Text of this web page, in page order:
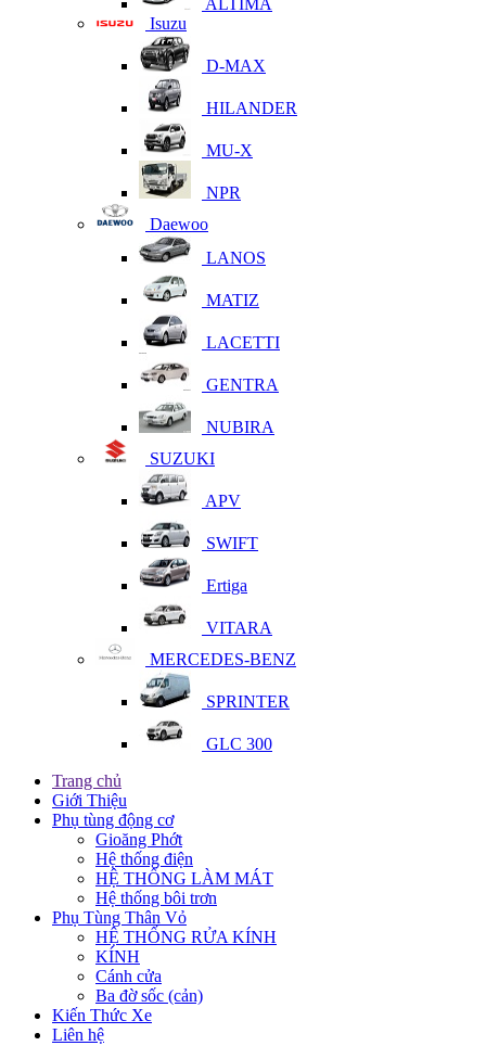
ALTIMA
Isuzu
D-MAX
HILANDER
MU-X
NPR
Daewoo
LANOS
MATIZ
LACETTI
GENTRA
NUBIRA
SUZUKI
APV
SWIFT
Ertiga
VITARA
MERCEDES-BENZ
SPRINTER
GLC 300
Trang chủ
Giới Thiệu
Phụ tùng động cơ
Gioăng Phớt
Hệ thống điện
HỆ THỐNG LÀM MÁT
Hệ thống bôi trơn
Phụ Tùng Thân Vỏ
HỆ THỐNG RỬA KÍNH
KÍNH
Cánh cửa
Ba đờ sốc (cản)
Kiến Thức Xe
Liên hệ